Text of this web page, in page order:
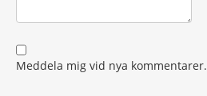
Meddela mig vid nya kommentarer.